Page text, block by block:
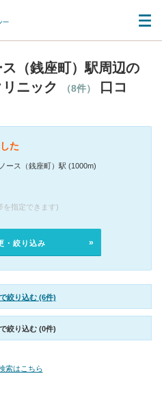
（銭座町）駅周辺の
ニック
（8件）
口コ
た
ース（銭座町）駅 (1000m)
を指定できます)
・絞り込み
絞り込む (6件)
絞り込む (0件)
索はこちら